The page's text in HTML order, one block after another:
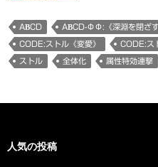
ABCD ABCD-ΦΦ:《深淵を閉ざす
CODE:ストル《変愛》 CODE:ス
ストル 全体化 属性特効連撃
人気の投稿